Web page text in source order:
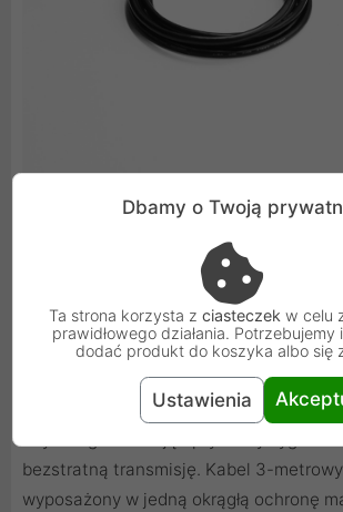
Innowacyjna konstrukcja
Kabel Ugreen wykonany został z
materiałów, które zapewniają mu
elastyczność. Podwójne ekranowanie
zakłócenia. Cynowany miedziany rdzeń
bezstratną transmisję. Kabel 3-
wyposażony w jedną okrągłą ochronę
Dbamy o Twoją
Ta strona korzysta z ciasteczek w celu
prawidłowego działania. Potrzebujemy
dodać produkt do koszyka albo się
Ustawienia